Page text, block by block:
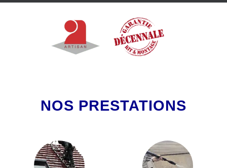
NOS PRESTATIONS